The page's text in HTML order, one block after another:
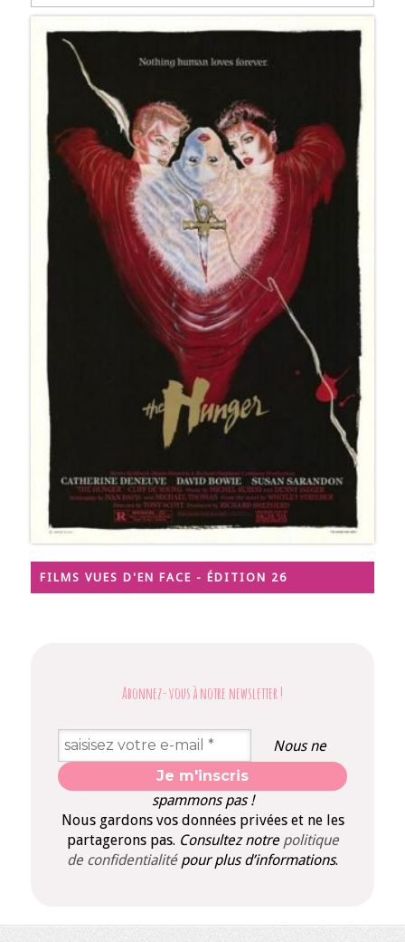
FILMS VUES D'EN FACE - ÉDITION 26
Abonnez-vous à notre newsletter !
Nous ne
spammons pas !
Nous gardons vos données privées et ne les
partagerons pas. Consultez notre politique
de confidentialité pour plus d’informations.